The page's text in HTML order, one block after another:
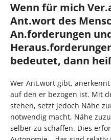
Wenn für mich
Ant.wort des
An.forderungen
bedeutet, dann
Wer Ant.wort gibt,
auf den er bezogen ist. Mit
stehen, setzt jedoch Nähe
notwendig macht, Nähe
selber zu schaffen. Dies